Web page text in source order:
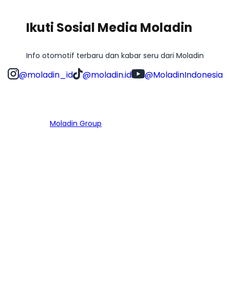
Ikuti Sosial Media Moladin
Info otomotif terbaru dan kabar seru dari Moladin
@moladin_id @moladin.id @MoladinIndonesia
Moladin Group